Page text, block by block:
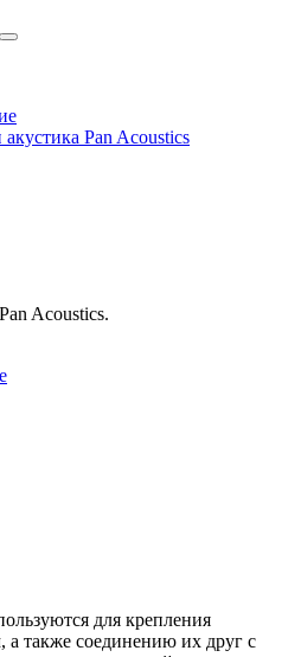
Pan Acoustics
Acoustics.
для крепления
а также соединению их друг с